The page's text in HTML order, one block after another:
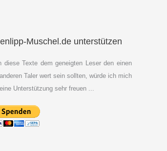
Muschel.de unterstützen
diese Texte dem geneigten Leser den einen
Taler wert sein sollten, würde ich mich
Unterstützung sehr freuen ...